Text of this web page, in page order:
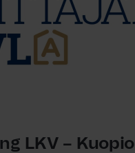
LKV – Kuopio